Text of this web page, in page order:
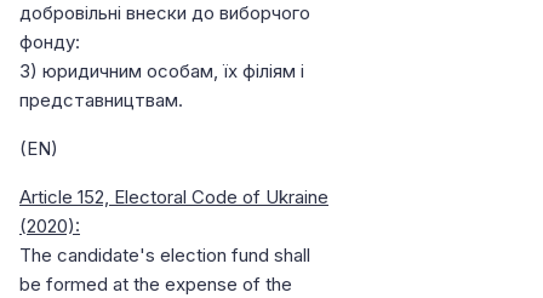
добровільні внески до виборчого
фонду:
3) юридичним особам, їх філіям і
представництвам.
(EN)
Article 152, Electoral Code of Ukraine
(2020):
The candidate's election fund shall
be formed at the expense of the